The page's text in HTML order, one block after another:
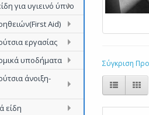
για υγιεινό ύπνο
Aid)
εργασίας
υποδήματα
άνοιξη-
είδη
Σύγκριση